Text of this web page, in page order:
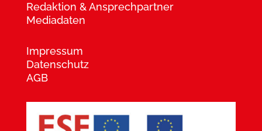
Redaktion & Ansprechpartner
Mediadaten
Impressum
Datenschutz
AGB